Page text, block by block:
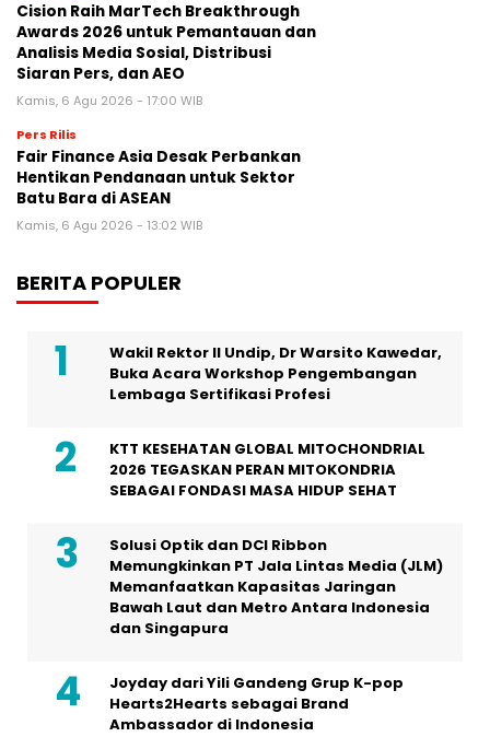
Cision Raih MarTech Breakthrough
Awards 2026 untuk Pemantauan dan
Analisis Media Sosial, Distribusi
Siaran Pers, dan AEO
Kamis, 6 Agu 2026 - 17:00 WIB
Pers Rilis
Fair Finance Asia Desak Perbankan
Hentikan Pendanaan untuk Sektor
Batu Bara di ASEAN
Kamis, 6 Agu 2026 - 13:02 WIB
BERITA POPULER
Wakil Rektor II Undip, Dr Warsito Kawedar,
Buka Acara Workshop Pengembangan
Lembaga Sertifikasi Profesi
KTT KESEHATAN GLOBAL MITOCHONDRIAL
2026 TEGASKAN PERAN MITOKONDRIA
SEBAGAI FONDASI MASA HIDUP SEHAT
Solusi Optik dan DCI Ribbon
Memungkinkan PT Jala Lintas Media (JLM)
Memanfaatkan Kapasitas Jaringan
Bawah Laut dan Metro Antara Indonesia
dan Singapura
Joyday dari Yili Gandeng Grup K-pop
Hearts2Hearts sebagai Brand
Ambassador di Indonesia